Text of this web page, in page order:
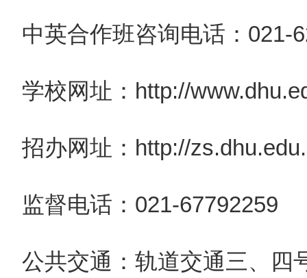
中英合作班咨询电话：021-
学校网址：http://
招办网址：http://
监督电话：021-67792259
公共交通：轨道交通三、四